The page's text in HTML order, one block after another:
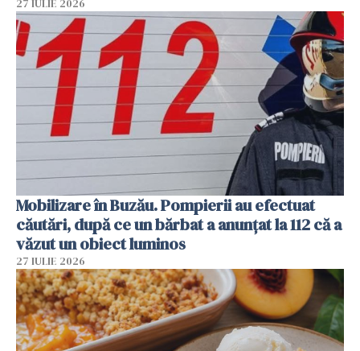
27 IULIE 2026
Mobilizare în Buzău. Pompierii au efectuat
căutări, după ce un bărbat a anunțat la 112 că a
văzut un obiect luminos
27 IULIE 2026